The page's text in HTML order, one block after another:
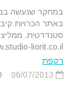
במחקר שנעשה
סטנדרטית.
liorit.co.il
רקפת